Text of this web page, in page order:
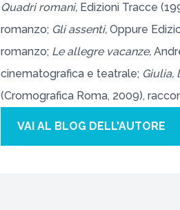
Quadri romani, Edizioni Tracce
romanzo; Gli assenti, Oppure
romanzo; Le allegre vacanze,
cinematografica e teatrale; Giulia,
(Cromografica Roma, 2009),
VAI AL BLOG DELL'AUTORE